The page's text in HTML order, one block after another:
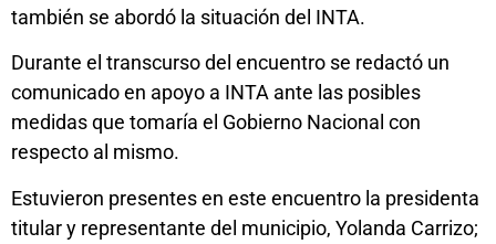
también se abordó la situación del INTA.
Durante el transcurso del encuentro se redactó un
comunicado en apoyo a INTA ante las posibles
medidas que tomaría el Gobierno Nacional con
respecto al mismo.
Estuvieron presentes en este encuentro la presidenta
titular y representante del municipio, Yolanda Carrizo;